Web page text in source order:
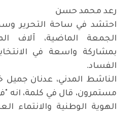
رعد محمد حسن
احتشد في ساحة التحرير
الجمعة الماضية، آلاف
بمشاركة واسعة في
الفساد.
الناشط المدني، عدنان
مستمرون، قال في كلمة، انه "
الهوية الوطنية والانتماء